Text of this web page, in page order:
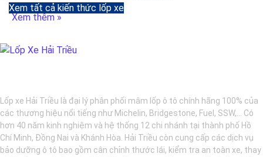
Xem thêm »
Xem tất cả kiến thức lốp xe
Lốp xe Hải Triều là đại lý phân phối mâm lốp ô tô chính hãng 100% của
các thương hiệu nổi tiếng như Michelin, Bridgestone, Fuel, SSW,... Có
hơn 40 năm kinh nghiệm và hệ thống 12 chi nhánh tại thành phố Hồ
Chí Minh, Đồng Nai và Khánh Hòa. Hải Triều còn cung cấp các dịch vụ
bảo dưỡng ô tô bao gồm cân chỉnh thước lái, kiểm tra an toàn xe, thay